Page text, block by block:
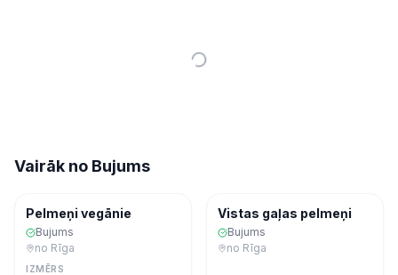
Vairāk no Bujums
Saldēta pārtika
Pelmeņi vegānie
Bujums
no Rīga
IZMĒRS
Saldēta pārtika
Vistas gaļas pelmeņi
Bujums
no Rīga